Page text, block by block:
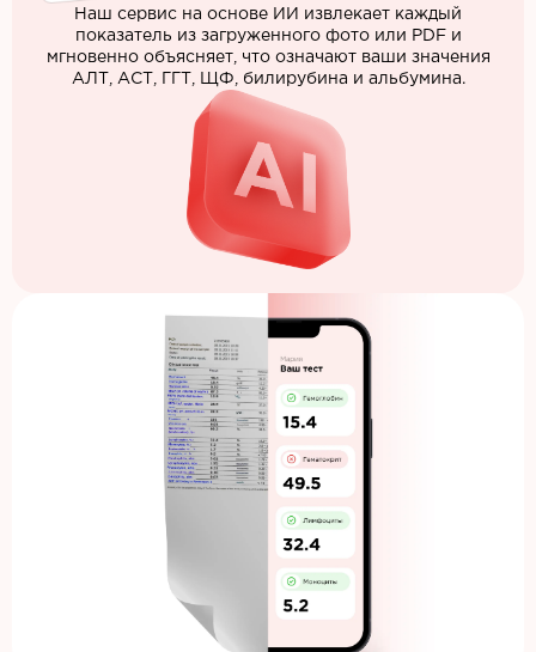
Наш сервис на основе ИИ извлекает каждый
показатель из загруженного фото или PDF и
мгновенно объясняет, что означают ваши значения
АЛТ, АСТ, ГГТ, ЩФ, билирубина и альбумина.